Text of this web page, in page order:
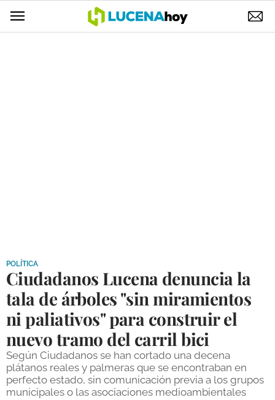
DEPORTES
COMPETICIONES
DEPORTE BASE
OPINIÓN
VENTANA CIUDADANA
POLÍTICA
Ciudadanos Lucena denuncia la
tala de árboles "sin miramientos
ni paliativos" para construir el
nuevo tramo del carril bici
Según Ciudadanos se han cortado una decena
plátanos reales y palmeras que se encontraban en
perfecto estado, sin comunicación previa a los grupos
municipales o las asociaciones medioambientales